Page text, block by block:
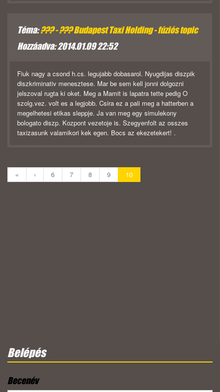
Téma:??? - ??? Budapest Taxi Holding - fúziós topic
Hozzáadva: 2014.01.09 22:52
Fiuk nagy a csond h.cs. legujabb dobasarol. Nyugdijas diszpik
diszkriminativ menesztese. Mar be sem kell jonni dolgozni
jelszoval rugta ki oket. Meg a Mamit is lapatra tette pedig O
szolg.vez. volt es a legjobb. Csira ez a pali meg a hatterben a
megelhetesi etikas sleppje. Ja van meg egy simulekony
bologato diszp. Kozpont vezetoje is. Szegyenfolt az osszes
taxizasunk valamikori kek egen. Bocs az ekezetekert! .
« ‹ 6 7 8 9 10
Belépés
Becenév